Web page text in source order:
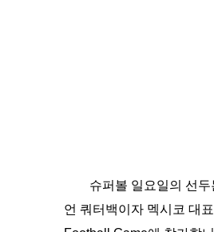
슈퍼볼 일요일의 선
언 쿼터백이자 멕시코 대